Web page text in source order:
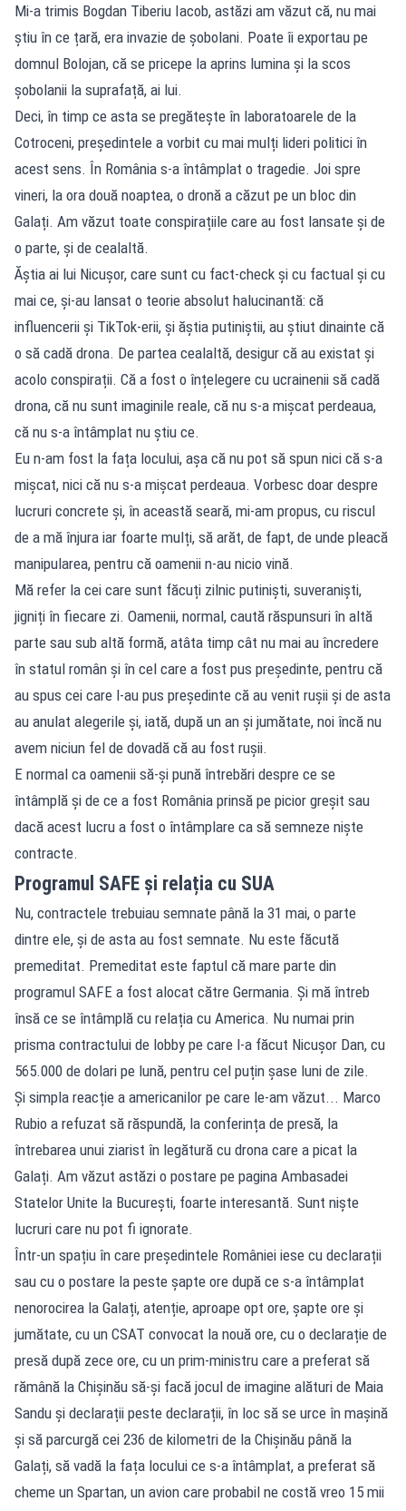
Mi-a trimis Bogdan Tiberiu Iacob, astăzi am văzut că, nu mai
știu în ce țară, era invazie de șobolani. Poate îi exportau pe
domnul Bolojan, că se pricepe la aprins lumina și la scos
șobolanii la suprafață, ai lui.
Deci, în timp ce asta se pregătește în laboratoarele de la
Cotroceni, președintele a vorbit cu mai mulți lideri politici în
acest sens. În România s-a întâmplat o tragedie. Joi spre
vineri, la ora două noaptea, o dronă a căzut pe un bloc din
Galați. Am văzut toate conspirațiile care au fost lansate și de
o parte, și de cealaltă.
Ăștia ai lui Nicușor, care sunt cu fact-check și cu factual și cu
mai ce, și-au lansat o teorie absolut halucinantă: că
influencerii și TikTok-erii, și ăștia putiniștii, au știut dinainte că
o să cadă drona. De partea cealaltă, desigur că au existat și
acolo conspirații. Că a fost o înțelegere cu ucrainenii să cadă
drona, că nu sunt imaginile reale, că nu s-a mișcat perdeaua,
că nu s-a întâmplat nu știu ce.
Eu n-am fost la fața locului, așa că nu pot să spun nici că s-a
mișcat, nici că nu s-a mișcat perdeaua. Vorbesc doar despre
lucruri concrete și, în această seară, mi-am propus, cu riscul
de a mă înjura iar foarte mulți, să arăt, de fapt, de unde pleacă
manipularea, pentru că oamenii n-au nicio vină.
Mă refer la cei care sunt făcuți zilnic putiniști, suveraniști,
jigniți în fiecare zi. Oamenii, normal, caută răspunsuri în altă
parte sau sub altă formă, atâta timp cât nu mai au încredere
în statul român și în cel care a fost pus președinte, pentru că
au spus cei care l-au pus președinte că au venit rușii și de asta
au anulat alegerile și, iată, după un an și jumătate, noi încă nu
avem niciun fel de dovadă că au fost rușii.
E normal ca oamenii să-și pună întrebări despre ce se
întâmplă și de ce a fost România prinsă pe picior greșit sau
dacă acest lucru a fost o întâmplare ca să semneze niște
contracte.
Programul SAFE și relația cu SUA
Nu, contractele trebuiau semnate până la 31 mai, o parte
dintre ele, și de asta au fost semnate. Nu este făcută
premeditat. Premeditat este faptul că mare parte din
programul SAFE a fost alocat către Germania. Și mă întreb
însă ce se întâmplă cu relația cu America. Nu numai prin
prisma contractului de lobby pe care l-a făcut Nicușor Dan, cu
565.000 de dolari pe lună, pentru cel puțin șase luni de zile.
Și simpla reacție a americanilor pe care le-am văzut... Marco
Rubio a refuzat să răspundă, la conferința de presă, la
întrebarea unui ziarist în legătură cu drona care a picat la
Galați. Am văzut astăzi o postare pe pagina Ambasadei
Statelor Unite la București, foarte interesantă. Sunt niște
lucruri care nu pot fi ignorate.
Într-un spațiu în care președintele României iese cu declarații
sau cu o postare la peste șapte ore după ce s-a întâmplat
nenorocirea la Galați, atenție, aproape opt ore, șapte ore și
jumătate, cu un CSAT convocat la nouă ore, cu o declarație de
presă după zece ore, cu un prim-ministru care a preferat să
rămână la Chișinău să-și facă jocul de imagine alături de Maia
Sandu și declarații peste declarații, în loc să se urce în mașină
și să parcurgă cei 236 de kilometri de la Chișinău până la
Galați, să vadă la fața locului ce s-a întâmplat, a preferat să
cheme un Spartan, un avion care probabil ne costă vreo 15 mii